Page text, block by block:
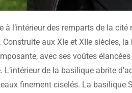
l’intérieur des remparts de la
aux XIe et XIIe siècles,
avec ses voûtes
de la basilique abrite
finement ciselés. La basilique